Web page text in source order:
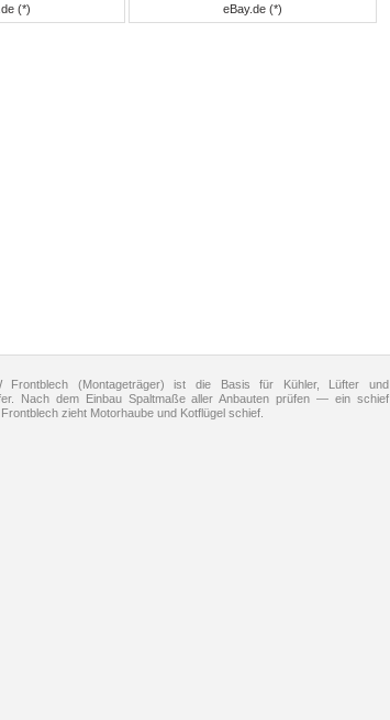
(*) eBay.de (*)
Frontblech (Montageträger) ist die Basis für Kühler, Lüfter und
Nach dem Einbau Spaltmaße aller Anbauten prüfen — ein schief
zieht Motorhaube und Kotflügel schief.